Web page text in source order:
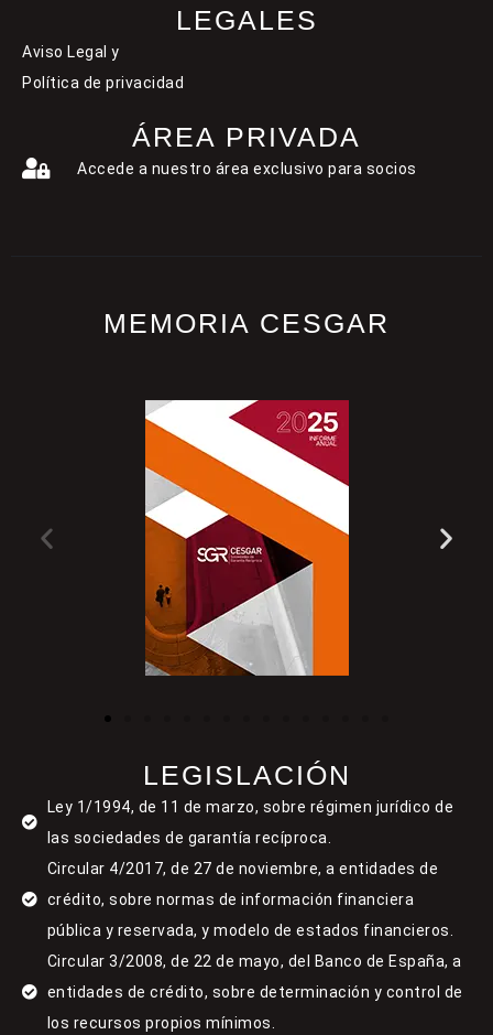
LEGALES
Aviso Legal y
Política de privacidad
ÁREA PRIVADA
Accede a nuestro área exclusivo para socios
MEMORIA CESGAR
LEGISLACIÓN
Ley 1/1994, de 11 de marzo, sobre régimen jurídico de
las sociedades de garantía recíproca.
Circular 4/2017, de 27 de noviembre, a entidades de
crédito, sobre normas de información financiera
pública y reservada, y modelo de estados financieros.
Circular 3/2008, de 22 de mayo, del Banco de España, a
entidades de crédito, sobre determinación y control de
los recursos propios mínimos.